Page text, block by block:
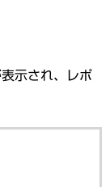
示され、レポ